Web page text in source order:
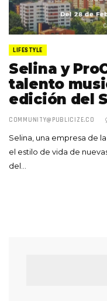
LIFESTYLE
Selina y
talento
edición del
COMMUNITY@PUBLICIZE.CO
Selina, una empresa de
el estilo de vida de
del…